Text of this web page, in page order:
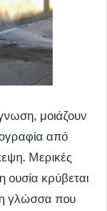
μοιάζουν
από
Μερικές
ουσία κρύβεται
γλώσσα που